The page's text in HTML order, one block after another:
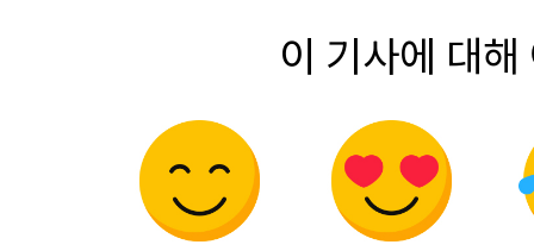
이 기사에 대